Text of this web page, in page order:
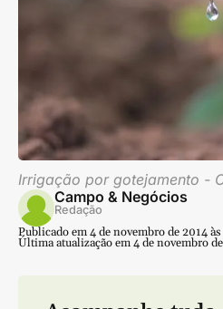
Irrigação por gotejamento -
Campo & Negócios
Redação
Publicado em 4 de novembro de 2014 às
Última atualização em 4 de novembro